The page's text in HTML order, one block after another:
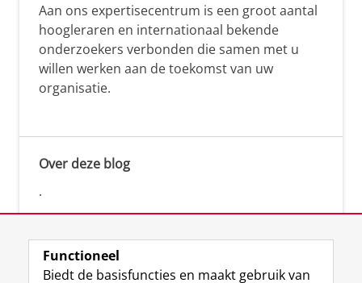
Aan ons expertisecentrum is een groot aantal
hoogleraren en internationaal bekende
onderzoekers verbonden die samen met u
willen werken aan de toekomst van uw
organisatie.
Over deze blog
.
Functioneel
Biedt de basisfuncties en maakt gebruik van